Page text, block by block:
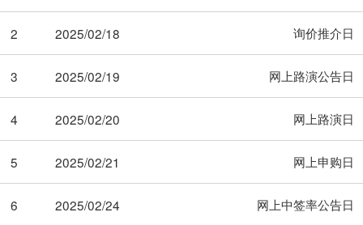
2 2025/02/18 询价推介日
3 2025/02/19 网上路演公告日
4 2025/02/20 网上路演日
5 2025/02/21 网上申购日
6 2025/02/24 网上中签率公告日